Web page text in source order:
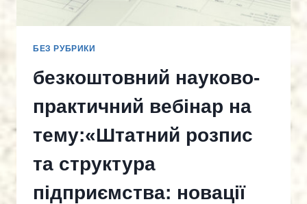
БЕЗ РУБРИКИ
безкоштовний науково-
практичний вебінар на
тему:«Штатний розпис
та структура
підприємства: новації